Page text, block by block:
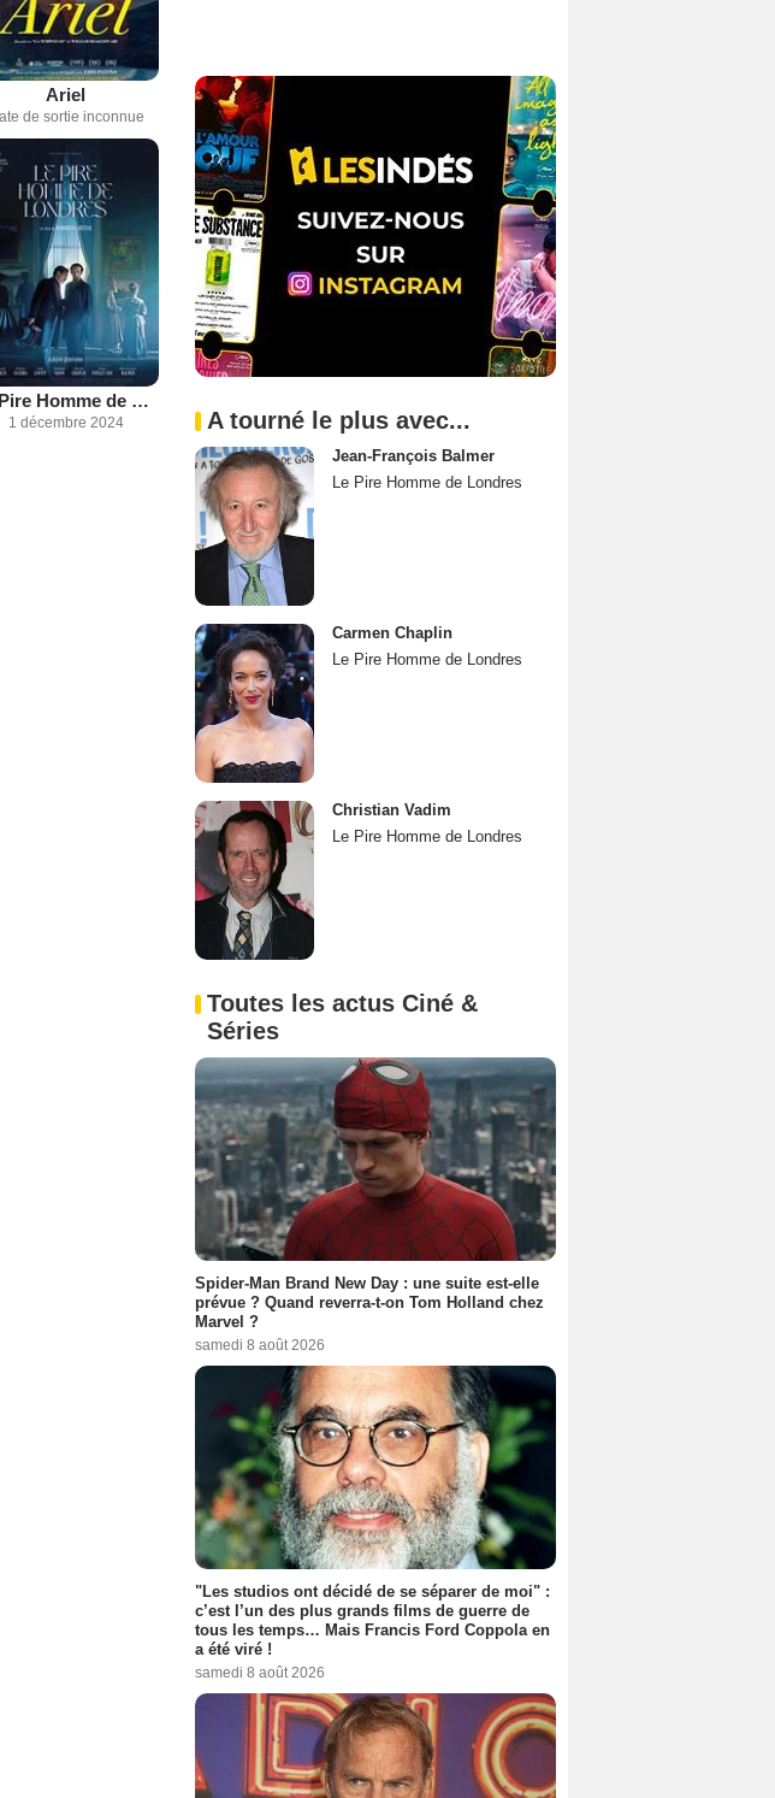
Ariel
de sortie inconnue
Le Pire Homme de Londres
1 décembre 2024 A tourné le plus avec...
Jean-François Balmer
Le Pire Homme de Londres
Carmen Chaplin
Le Pire Homme de Londres
Christian Vadim
Le Pire Homme de Londres
Toutes les actus Ciné &
Séries
Spider-Man Brand New Day : une suite est-elle
prévue ? Quand reverra-t-on Tom Holland chez
Marvel ?
samedi 8 août 2026
"Les studios ont décidé de se séparer de moi" :
c’est l’un des plus grands films de guerre de
tous les temps… Mais Francis Ford Coppola en
a été viré !
samedi 8 août 2026